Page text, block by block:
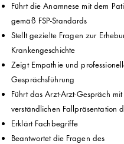
Führt die Anamnese mit dem
gemäß FSP-Standards
Stellt gezielte Fragen zur
Krankengeschichte
Zeigt Empathie und
Gesprächsführung
Führt das Arzt-Arzt-Gespräch
verständlichen Fallpräsentation
Erklärt Fachbegriffe
Beantwortetdie Fragen des